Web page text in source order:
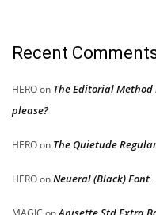
Recent
HEROon The Editorial
please?
HEROon The Quietude
HEROonNeueral (Black) Font